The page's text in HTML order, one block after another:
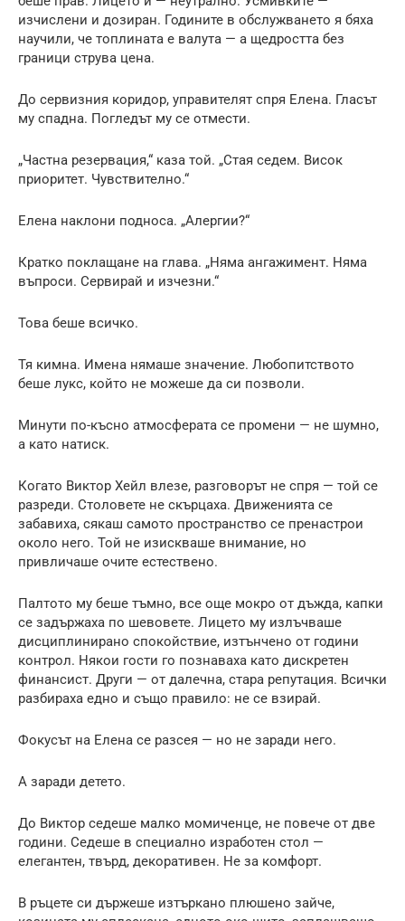
изчислени и дозиран. Годините в обслужването я бяха
научили, че топлината е валута — а щедростта без
граници струва цена.
До сервизния коридор, управителят спря Елена. Гласът
му спадна. Погледът му се отмести.
„Частна резервация,“ каза той. „Стая седем. Висок
приоритет. Чувствително.“
Елена наклони подносa. „Алергии?“
Кратко поклащане на глава. „Няма ангажимент. Няма
въпроси. Сервирай и изчезни.“
Това беше всичко.
Тя кимна. Имена нямаше значение. Любопитството
беше лукс, който не можеше да си позволи.
Минути по-късно атмосферата се промени — не шумно,
а като натиск.
Когато Виктор Хейл влезе, разговорът не спря — той се
разреди. Столовете не скърцаха. Движенията се
забавиха, сякаш самото пространство се пренастрои
около него. Той не изискваше внимание, но
привличаше очите естествено.
Палтото му беше тъмно, все още мокро от дъжда, капки
се задържаха по шевовете. Лицето му излъчваше
дисциплинирано спокойствие, изтънчено от години
контрол. Някои гости го познаваха като дискретен
финансист. Други — от далечна, стара репутация. Всички
разбираха едно и също правило: не се взирай.
Фокусът на Елена се разсея — но не заради него.
А заради детето.
До Виктор седеше малко момиченце, не повече от две
години. Седеше в специално изработен стол —
елегантен, твърд, декоративен. Не за комфорт.
В ръцете си държеше изтъркано плюшено зайче,